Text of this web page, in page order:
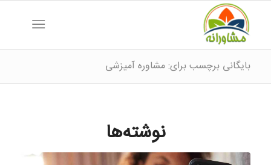
بایگانی برچسب برای: مشاوره آمیزشی
نوشته‌ها